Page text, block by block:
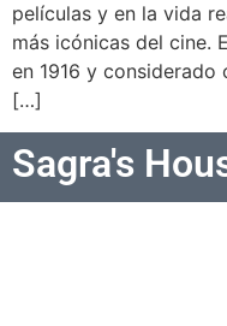
películas y en la vida
más icónicas del cine.
en 1916 y
[…]
Sagra's